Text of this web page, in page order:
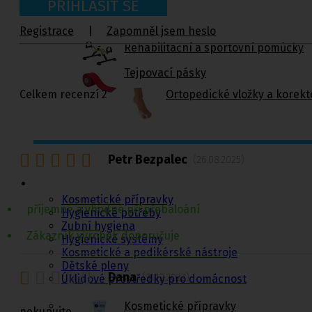
Rehabilitační a sportovní pomůcky
Tejpovací pásky
Ortopedické vložky a
Kosmetika a
hygiena, Dětské
Kosmetické přípravky
Hygienické potřeby
Zubní hygiena
Hygienické systémy
Kosmetické a pedikérské nástroje
Dětské pleny
Úklidové prostředky pro domácnost
Kosmetické přípravky
PŘIHLÁSIT SE
Registrace Zapomněl jsem heslo
Celkem recenzí 2
Petr Bezpalec (26.08.2025)
příjemné a vhodné při přebaloání
Zákazník výrobek doporučuje
Dana (31.12.2022)